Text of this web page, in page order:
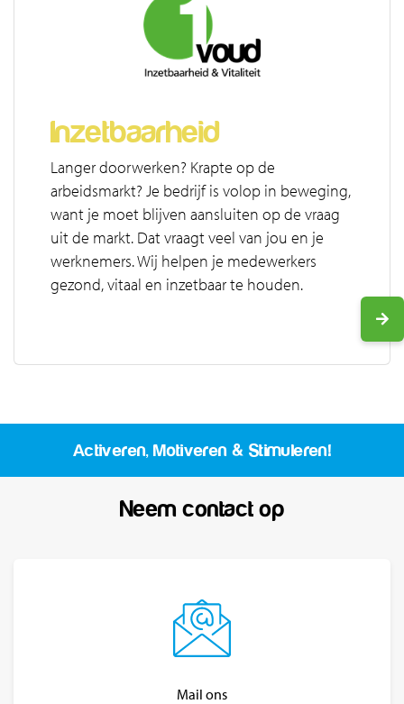
Inzetbaarheid
Langer doorwerken? Krapte op de
arbeidsmarkt? Je bedrijf is volop in beweging,
want je moet blijven aansluiten op de vraag
uit de markt. Dat vraagt veel van jou en je
werknemers. Wij helpen je medewerkers
gezond, vitaal en inzetbaar te houden.
Activeren, Motiveren & Stimuleren!
Neem contact op
Mail ons